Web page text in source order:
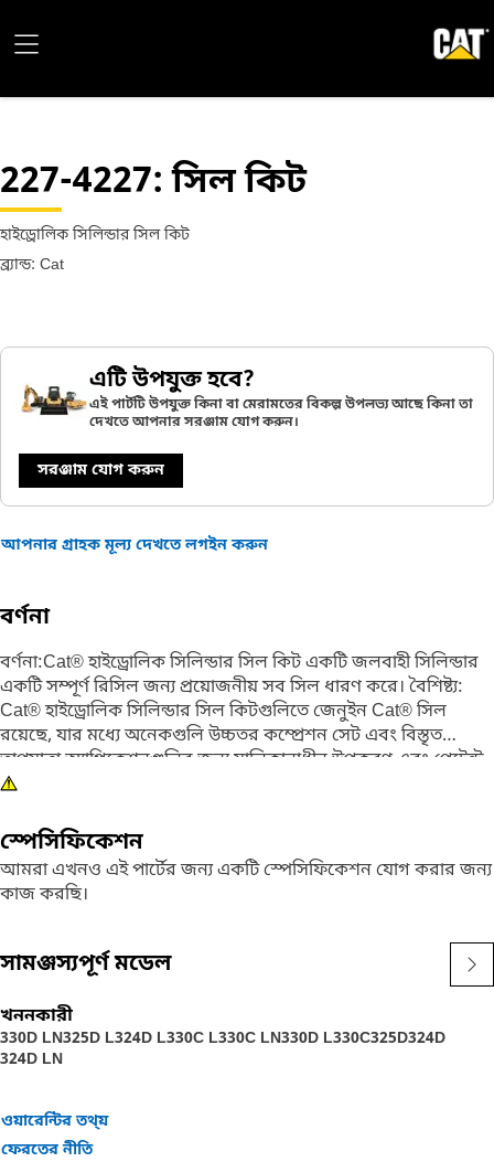
227-4227: সিল কিট
হাইড্রোলিক সিলিন্ডার সিল কিট
ব্র্যান্ড: Cat
এটি উপযুক্ত হবে?
এই পার্টটি উপযুক্ত কিনা বা মেরামতের বিকল্প উপলভ্য আছে কিনা তা
দেখতে আপনার সরঞ্জাম যোগ করুন।
সরঞ্জাম যোগ করুন
আপনার গ্রাহক মূল্য দেখতে লগইন করুন
বর্ণনা
বর্ণনা:Cat® হাইড্রোলিক সিলিন্ডার সিল কিট একটি জলবাহী সিলিন্ডার
একটি সম্পূর্ণ রিসিল জন্য প্রয়োজনীয় সব সিল ধারণ করে। বৈশিষ্ট্য:
Cat® হাইড্রোলিক সিলিন্ডার সিল কিটগুলিতে জেনুইন Cat® সিল
রয়েছে, যার মধ্যে অনেকগুলি উচ্চতর কম্প্রেশন সেট এবং বিস্তৃত
তাপমাত্রা অ্যাপ্লিকেশনগুলির জন্য মালিকানাধীন উপকরণ এবং পেটেন্ট
ডিজাইনের বৈশিষ্ট্যযুক্ত। সমস্ত আপনার অ্যাপ্লিকেশনের সাথে মিলে যায়,
এছাড়াও, কারণ Cat® হাইড্রোলিক সিলিন্ডার সিল কিটগুলি সম্পূর্ণ
রিসিলের জন্য প্রয়োজনীয় সমস্ত সিল প্রদান করে, গ্রাহকদের সময়
সংবেদনশীল মেরামতের সময় একটি দ্রুত সমাধান প্রদান করা হয়। এটি
সর্বোচ্চ আপটাইম এবং উৎপাদনশীলতা নিশ্চিত করে। প্রস্তাবিত
একটি সিলিন্ডার গ্রুপ পার্ট নম্বরের জন্য নির্দিষ্ট এবং সাম্প্রতিকতম
প্রকৌশল উন্নতিগুলি অন্তর্ভুক্ত করে।
স্পেসিফিকেশন
আমরা এখনও এই পার্টের জন্য একটি স্পেসিফিকেশন যোগ করার জন্য
কাজ করছি।
সামঞ্জস্যপূর্ণ মডেল
খননকারী
330D LN325D L324D L330C L330C LN330D L330C325D324D
324D LN
ওয়ারেন্টির তথ্য়
ফেরতের নীতি